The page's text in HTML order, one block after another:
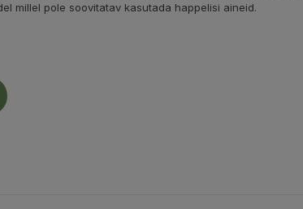
millel pole soovitatav kasutada happelisi aineid.